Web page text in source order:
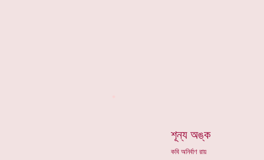
শূন্য অঙ্ক
কবি অনির্বাণ রায়